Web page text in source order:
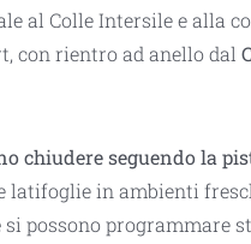
al Colle Intersile e alla
con rientro ad anello dal
chiudere seguendo la
latifoglie in ambienti
si possono programmare